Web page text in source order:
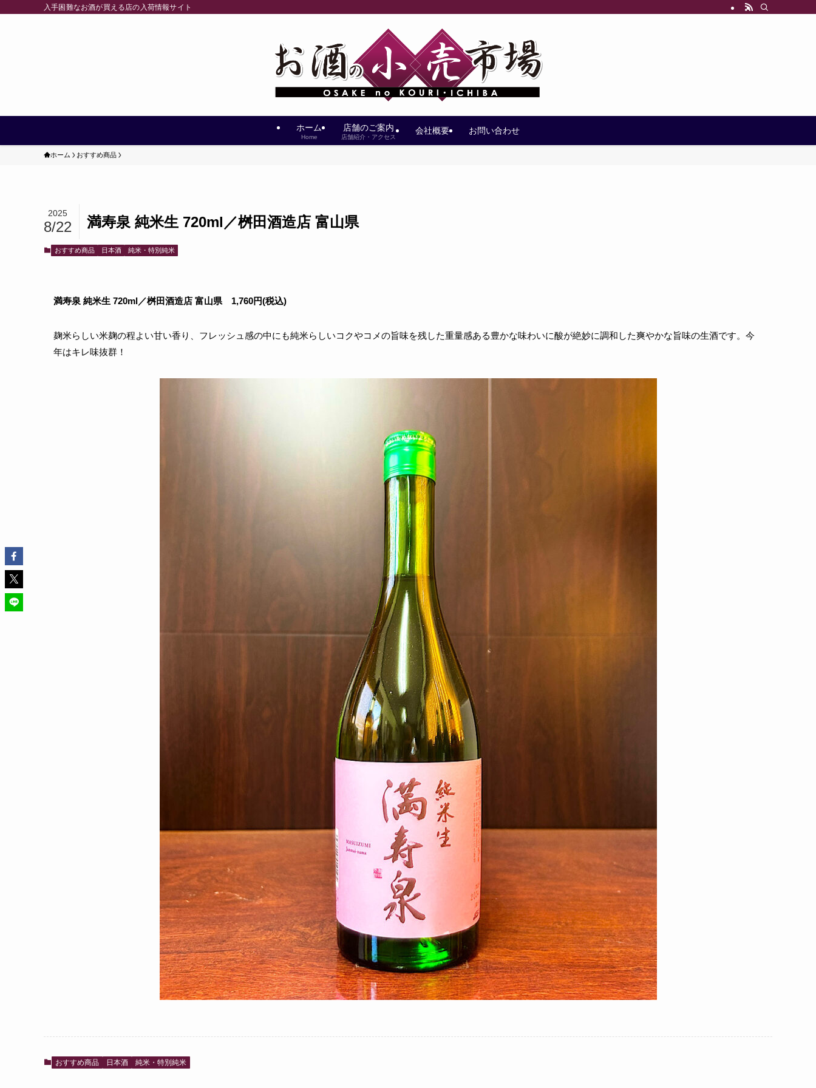
入手困難なお酒が買える店の入荷情報サイト
ホーム
Home
店舗のご案内
店舗紹介・アクセス
会社概要 お問い合わせ
ホーム おすすめ商品
満寿泉 純米生 720ml／桝田酒造店 富山県
2025
8/22
おすすめ商品 日本酒 純米・特別純米
満寿泉 純米生 720ml／桝田酒造店 富山県 1,760円(税込)
麹米らしい米麹の程よい甘い香り、フレッシュ感の中にも純米らしいコクやコメの旨味を残した重量感ある豊かな味わいに酸が絶妙に調和した爽やかな旨味の生酒です。今
年はキレ味抜群！
おすすめ商品 日本酒 純米・特別純米